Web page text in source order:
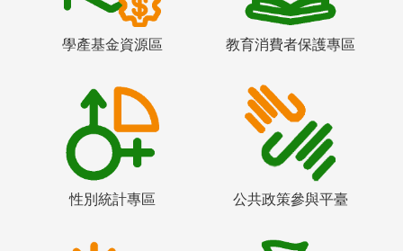
學產基金資源區 教育消費者保護專區
性別統計專區 公共政策參與平臺